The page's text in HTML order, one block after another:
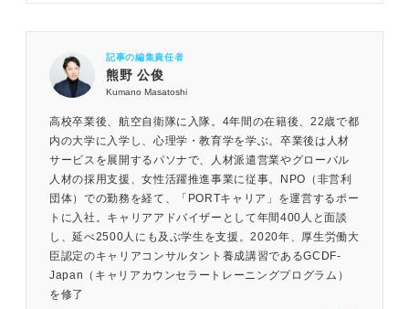
記事の編集責任者
熊野 公俊
Kumano Masatoshi
高校卒業後、航空自衛隊に入隊。4年間の在籍後、22歳で都
内の大学に入学し、心理学・教育学を学ぶ。卒業後は人材
サービスを展開するパソナで、人材派遣営業やグローバル
人材の採用支援、女性活躍推進事業に従事。NPO（非営利
団体）での勤務を経て、「PORTキャリア」を運営するポー
トに入社。キャリアアドバイザーとして年間400人と面談
し、延べ2500人にも及ぶ学生を支援。2020年、厚生労働大
臣認定のキャリアコンサルタント養成講習であるGCDF-
Japan（キャリアカウンセラートレーニングプログラム）
を修了